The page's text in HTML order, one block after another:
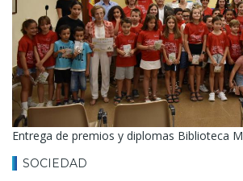
Entrega de premios y diplomas Biblioteca
SOCIEDAD